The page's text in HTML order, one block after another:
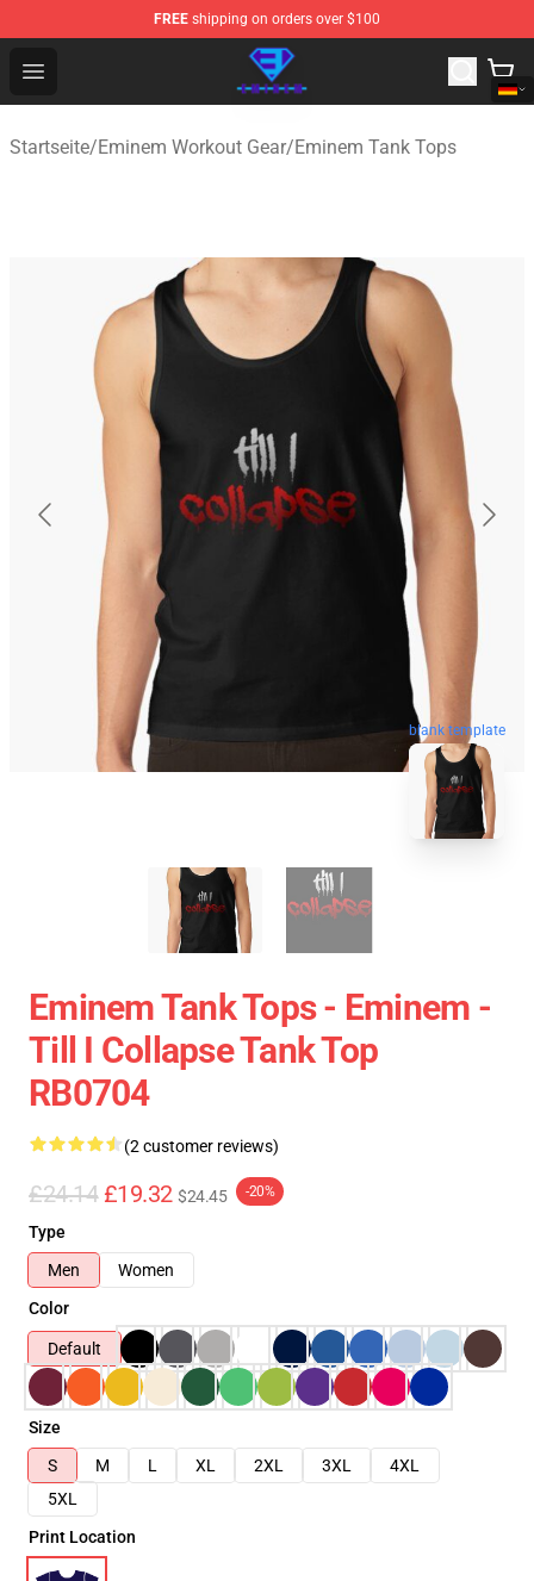
FREE shipping on orders over $100
Open menu
Eminem Store - Official Eminem Merchandise Shop
Startseite/Eminem Workout Gear/Eminem Tank Tops
blank template
Eminem Tank Tops - Eminem -
Till I Collapse Tank Top
RB0704
(2 customer reviews)
£24.14 £19.32 $24.45 -20%
Type
Men
Women
Color
Default
Size
S
M L XL 2XL 3XL
4XL
5XL
Print Location